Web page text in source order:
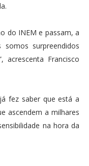
do INEM e passam, a
surpreendidos
acrescenta Francisco
fez saber que está a
ascendem a milhares
na hora da